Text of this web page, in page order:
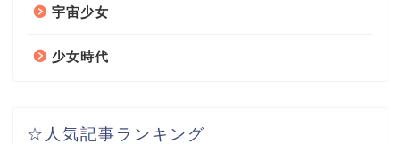
宇宙少女
少女時代
☆人気記事ランキング